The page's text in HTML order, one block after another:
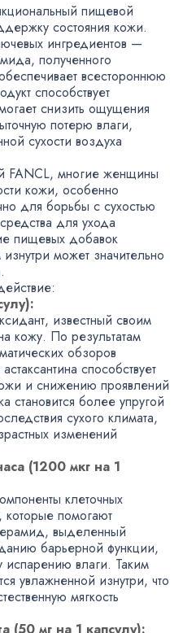
пищевой
состояния кожи.
ингредиентов —
, полученного
всестороннюю
способствует
снизить ощущения
потерю влаги,
сухости воздуха
FANCL, многие женщины
кожи, особенно
для борьбы с сухостью
для ухода
пищевых добавок
может значительно
, известный своим
кожу. По результатам
обзоров
способствует
и снижению проявлений
становится более упругой
сухого климата,
изменений
(1200 мкг на 1
клеточных
, которые помогают
, выделенный
барьерной функции,
испарению влаги. Таким
увлажненной изнутри, что
мягкость
(50 мг на 1 капсулу):